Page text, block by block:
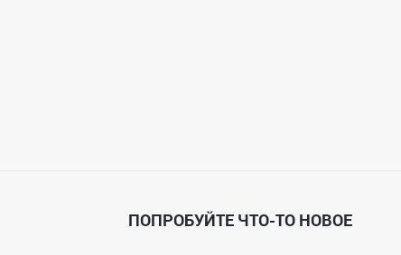
ПОПРОБУЙТЕ ЧТО-ТО НОВОЕ